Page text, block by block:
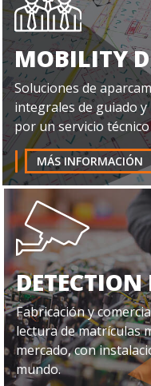
MOBILITY
Soluciones de
integrales de guiado
por un servicio
MÁS INFORMACIÓN
Fabricación y
lectura de matrículas
mercado, con
mundo.
MÁS INFORMACIÓN